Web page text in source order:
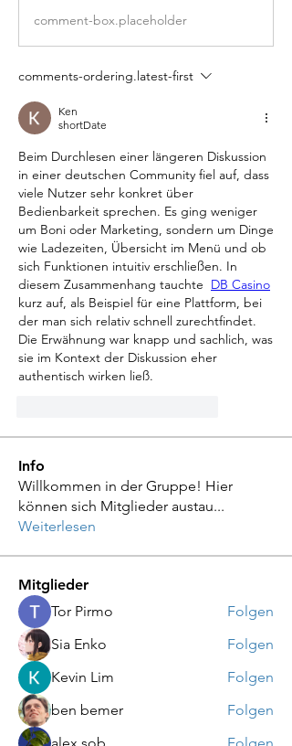
comment-box.placeholder
comments-ordering.latest-first
Ken
shortDate
Beim Durchlesen einer längeren Diskussion
in einer deutschen Community fiel auf, dass
viele Nutzer sehr konkret über
Bedienbarkeit sprechen. Es ging weniger
um Boni oder Marketing, sondern um Dinge
wie Ladezeiten, Übersicht im Menü und ob
sich Funktionen intuitiv erschließen. In
diesem Zusammenhang tauchte DB Casino
kurz auf, als Beispiel für eine Plattform, bei
der man sich relativ schnell zurechtfindet.
Die Erwähnung war knapp und sachlich, was
sie im Kontext der Diskussion eher
authentisch wirken ließ.
Info
Willkommen in der Gruppe! Hier
können sich Mitglieder austau...
Weiterlesen
Mitglieder
Tor Pirmo
Folgen
Sia Enko
Folgen
Kevin Lim
Folgen
ben bemer
Folgen